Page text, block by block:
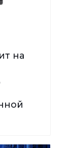
на